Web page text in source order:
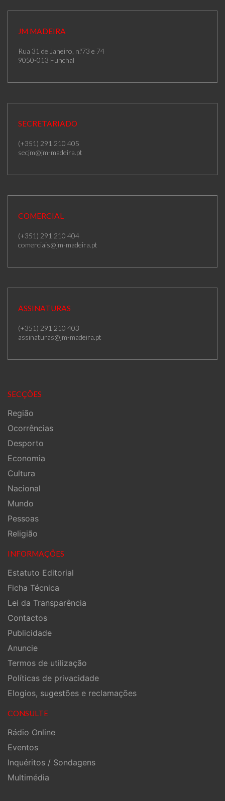
JM MADEIRA
Rua 31 de Janeiro, n.º73 e 74
9050-013 Funchal
SECRETARIADO
(+351) 291 210 405
secjm@jm-madeira.pt
COMERCIAL
(+351) 291 210 404
comerciais@jm-madeira.pt
ASSINATURAS
(+351) 291 210 403
assinaturas@jm-madeira.pt
SECÇÕES
Região
Ocorrências
Desporto
Economia
Cultura
Nacional
Mundo
Pessoas
Religião
INFORMAÇÕES
Estatuto Editorial
Ficha Técnica
Lei da Transparência
Contactos
Publicidade
Anuncie
Termos de utilização
Políticas de privacidade
Elogios, sugestões e reclamações
CONSULTE
Rádio Online
Eventos
Inquéritos / Sondagens
Multimédia